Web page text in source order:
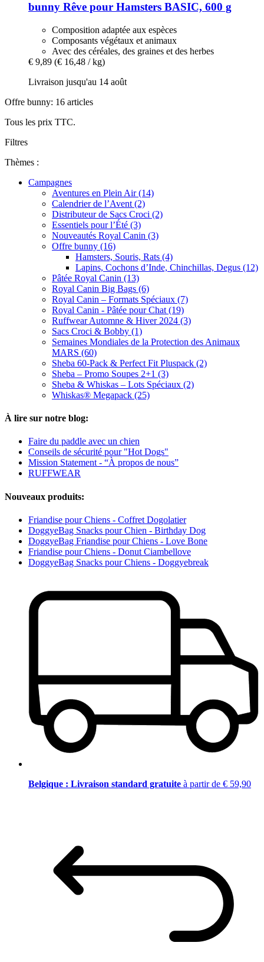
bunny Rêve pour Hamsters BASIC, 600 g
Composition adaptée aux espèces
Composants végétaux et animaux
Avec des céréales, des graines et des herbes
€ 9,89 (€ 16,48 / kg)
Livraison jusqu'au 14 août
Offre bunny: 16 articles
Tous les prix TTC.
Filtres
Thèmes :
Campagnes
Aventures en Plein Air (14)
Calendrier de l’Avent (2)
Distributeur de Sacs Croci (2)
Essentiels pour l’Été (3)
Nouveautés Royal Canin (3)
Offre bunny (16)
Hamsters, Souris, Rats (4)
Lapins, Cochons d’Inde, Chinchillas, Degus (12)
Pâtée Royal Canin (13)
Royal Canin Big Bags (6)
Royal Canin – Formats Spéciaux (7)
Royal Canin - Pâtée pour Chat (19)
Ruffwear Automne & Hiver 2024 (3)
Sacs Croci & Bobby (1)
Semaines Mondiales de la Protection des Animaux
MARS (60)
Sheba 60-Pack & Perfect Fit Pluspack (2)
Sheba – Promo Soupes 2+1 (3)
Sheba & Whiskas – Lots Spéciaux (2)
Whiskas® Megapack (25)
À lire sur notre blog:
Faire du paddle avec un chien
Conseils de sécurité pour "Hot Dogs"
Mission Statement - “À propos de nous”
RUFFWEAR
Nouveaux produits:
Friandise pour Chiens - Coffret Dogolatier
DoggyeBag Snacks pour Chien - Birthday Dog
DoggyeBag Friandise pour Chiens - Love Bone
Friandise pour Chiens - Donut Ciambellove
DoggyeBag Snacks pour Chiens - Doggyebreak
Belgique : Livraison standard gratuite à partir de € 59,90